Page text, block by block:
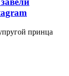
принца